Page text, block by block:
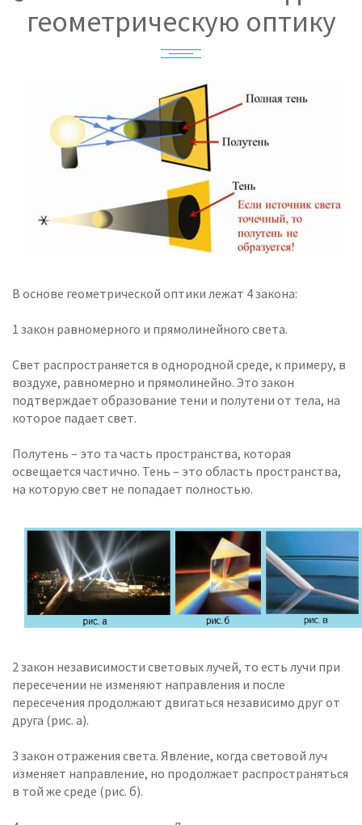
геометрическую оптику
В основе геометрической оптики лежат 4 закона:
1 закон равномерного и прямолинейного света.
Свет распространяется в однородной среде, к примеру, в
воздухе, равномерно и прямолинейно. Это закон
подтверждает образование тени и полутени от тела, на
которое падает свет.
Полутень – это та часть пространства, которая
освещается частично. Тень – это область пространства,
на которую свет не попадает полностью.
2 закон независимости световых лучей, то есть лучи при
пересечении не изменяют направления и после
пересечения продолжают двигаться независимо друг от
друга (рис. а).
3 закон отражения света. Явление, когда световой луч
изменяет направление, но продолжает распространяться
в той же среде (рис. б).